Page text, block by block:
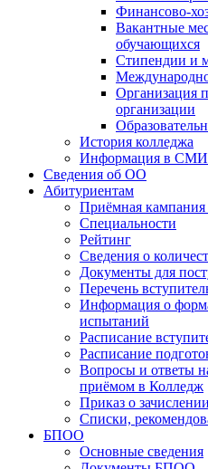
Финансово-
Вакантные
обучающихся
Стипендии и
Организация
организации
История колледжа
Информация в СМИ
Сведения об ОО
Абитуриентам
Приёмная кампания
Специальности
Рейтинг
Сведения о
Документы для
Перечень
Информация о
испытаний
Расписание
Расписание
Вопросы и ответы
приёмом в Колледж
Приказ о зачислении
Списки,
БПОО
Основные сведения